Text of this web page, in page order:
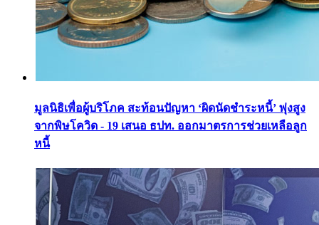
มูลนิธิเพื่อผู้บริโภค สะท้อนปัญหา ‘ผิดนัดชำระหนี้’ พุ่งสูง
จากพิษโควิด - 19 เสนอ ธปท. ออกมาตรการช่วยเหลือลูก
หนี้